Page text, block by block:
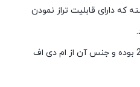
که دارای قابلیت تراز نمودن
ابعاد این مجموعه 74*186*220 بوده و جنس آن از ام دی اف